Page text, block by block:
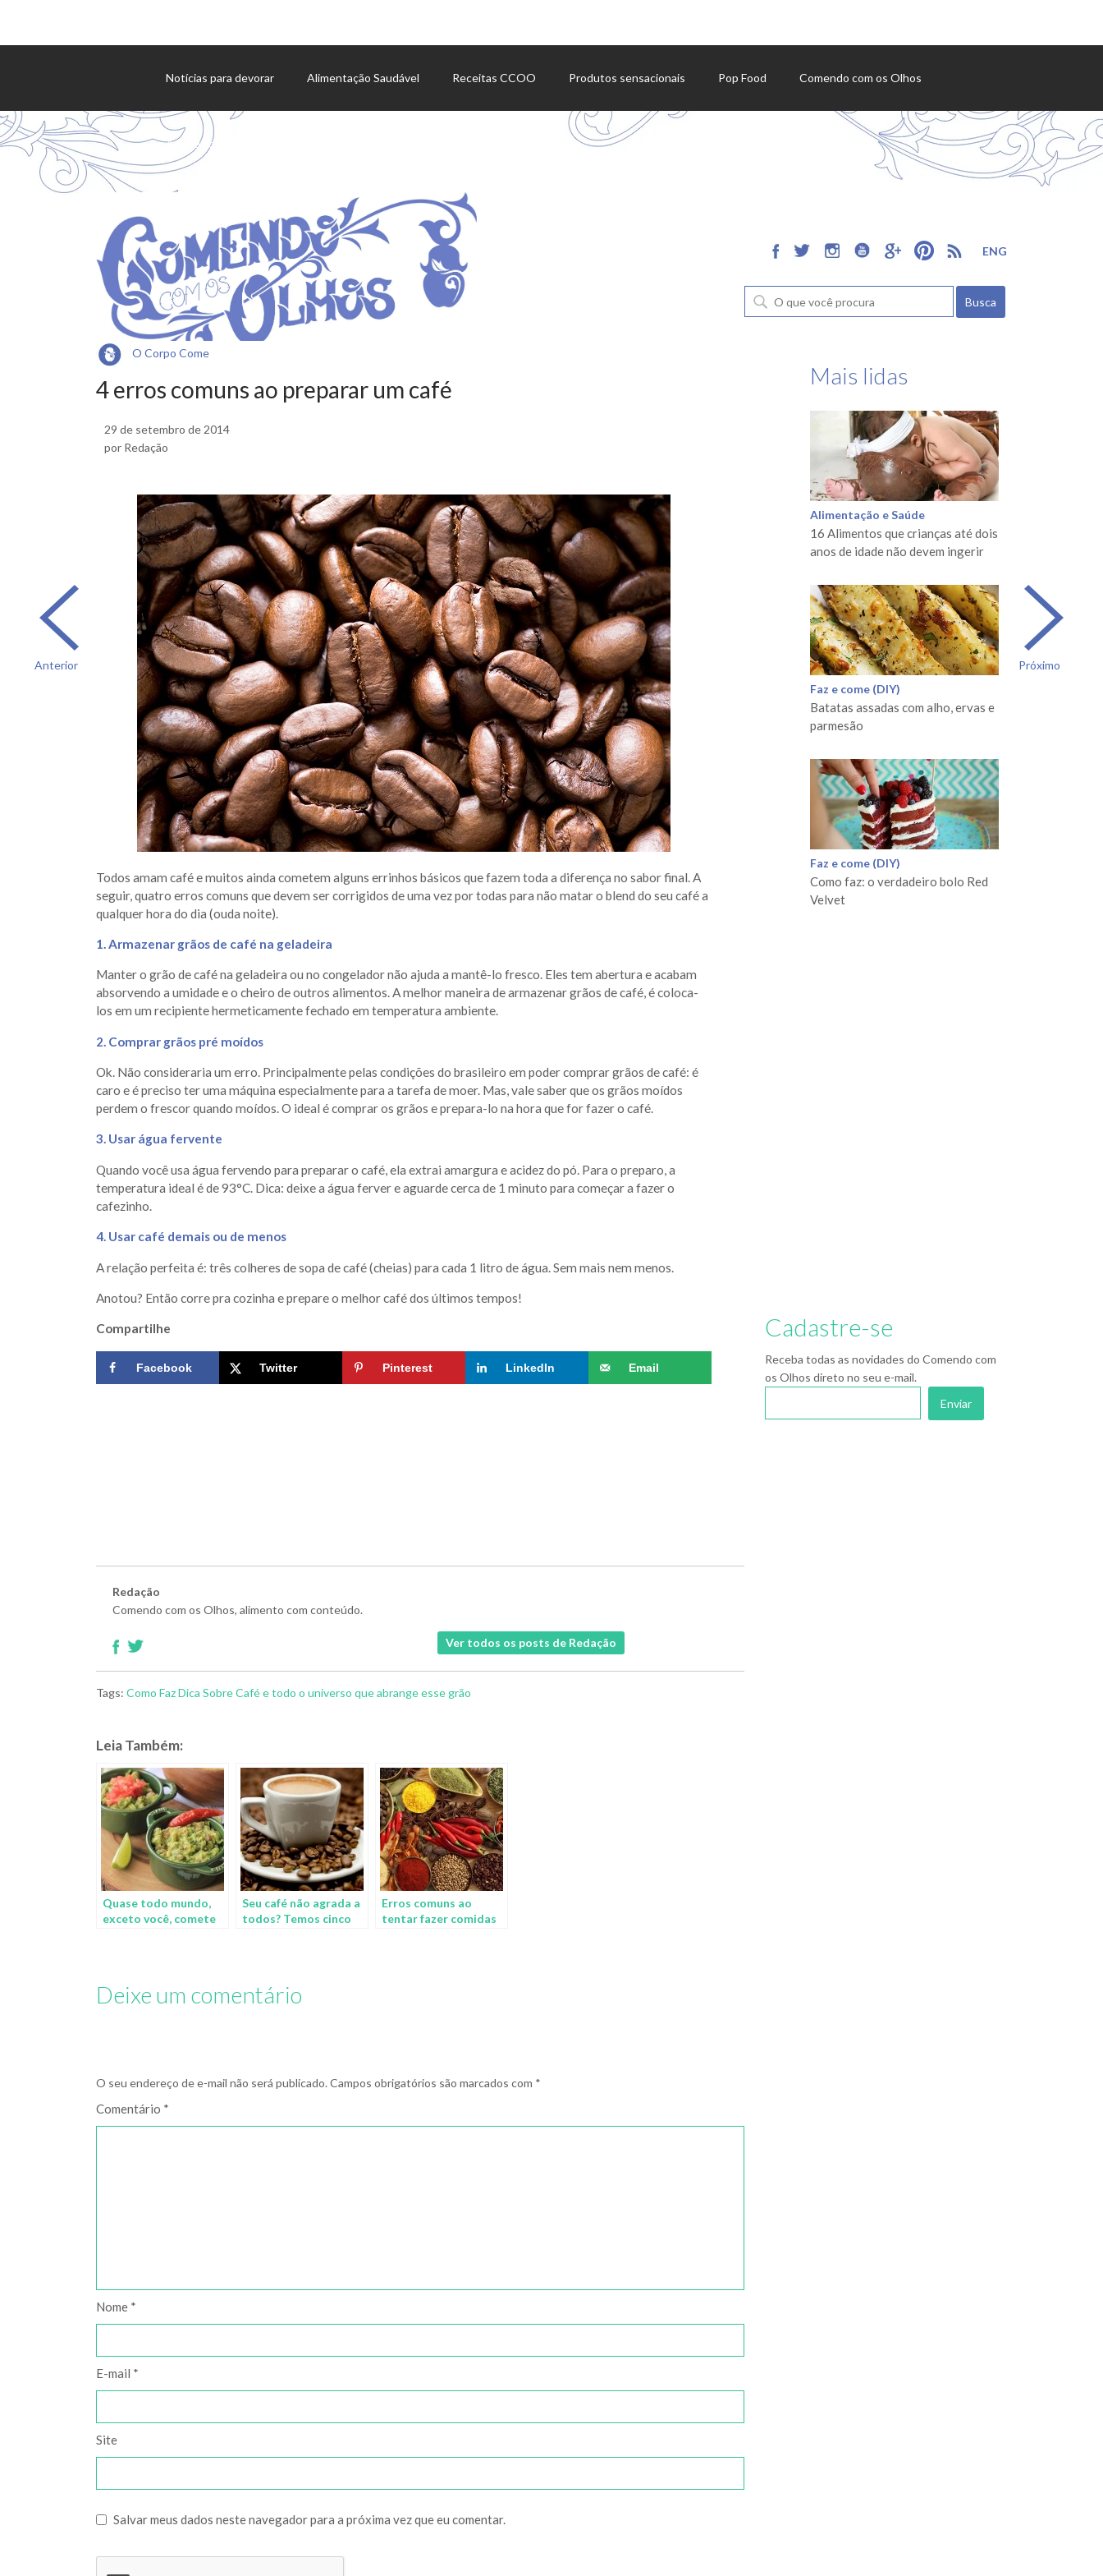
Notícias para devorar Alimentação Saudável Receitas CCOO Produtos sensacionais Pop Food Comendo com os Olhos
Agenda de eventos
ENG
Anterior Próximo
O Corpo Come
4 erros comuns ao preparar um café
29 de setembro de 2014
por Redação
Todos amam café e muitos ainda cometem alguns errinhos básicos que fazem toda a diferença no sabor final. A
seguir, quatro erros comuns que devem ser corrigidos de uma vez por todas para não matar o blend do seu café a
qualquer hora do dia (ouda noite).
1. Armazenar grãos de café na geladeira
Manter o grão de café na geladeira ou no congelador não ajuda a mantê-lo fresco. Eles tem abertura e acabam
absorvendo a umidade e o cheiro de outros alimentos. A melhor maneira de armazenar grãos de café, é coloca-
los em um recipiente hermeticamente fechado em temperatura ambiente.
2. Comprar grãos pré moídos
Ok. Não consideraria um erro. Principalmente pelas condições do brasileiro em poder comprar grãos de café: é
caro e é preciso ter uma máquina especialmente para a tarefa de moer. Mas, vale saber que os grãos moídos
perdem o frescor quando moídos. O ideal é comprar os grãos e prepara-lo na hora que for fazer o café.
3. Usar água fervente
Quando você usa água fervendo para preparar o café, ela extrai amargura e acidez do pó. Para o preparo, a
temperatura ideal é de 93°C. Dica: deixe a água ferver e aguarde cerca de 1 minuto para começar a fazer o
cafezinho.
4. Usar café demais ou de menos
A relação perfeita é: três colheres de sopa de café (cheias) para cada 1 litro de água. Sem mais nem menos.
Anotou? Então corre pra cozinha e prepare o melhor café dos últimos tempos!
Compartilhe
Facebook Twitter Pinterest LinkedIn Email
Redação
Comendo com os Olhos, alimento com conteúdo.
Ver todos os posts de Redação
Tags: Como FazDica Sobre Café e todo o universo que abrange esse grão
Leia Também:
Quase todo mundo,
exceto você, comete
Seu café não agrada a
todos? Temos cinco
Erros comuns ao
tentar fazer comidas
Deixe um comentário
O seu endereço de e-mail não será publicado. Campos obrigatórios são marcados com *
Comentário *
Nome *
E-mail *
Site
Salvar meus dados neste navegador para a próxima vez que eu comentar.
Mais lidas
Alimentação e Saúde
16 Alimentos que crianças até dois
anos de idade não devem ingerir
Faz e come (DIY)
Batatas assadas com alho, ervas e
parmesão
Faz e come (DIY)
Como faz: o verdadeiro bolo Red
Velvet
Cadastre-se
Receba todas as novidades do Comendo com
os Olhos direto no seu e-mail.